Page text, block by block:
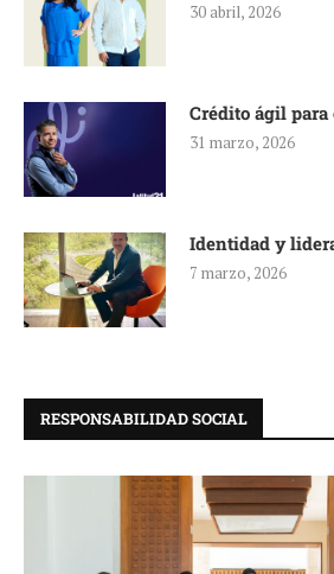
30 abril, 2026
Crédito ágil para
31 marzo, 2026
Identidad y
7 marzo, 2026
RESPONSABILIDAD SOCIAL